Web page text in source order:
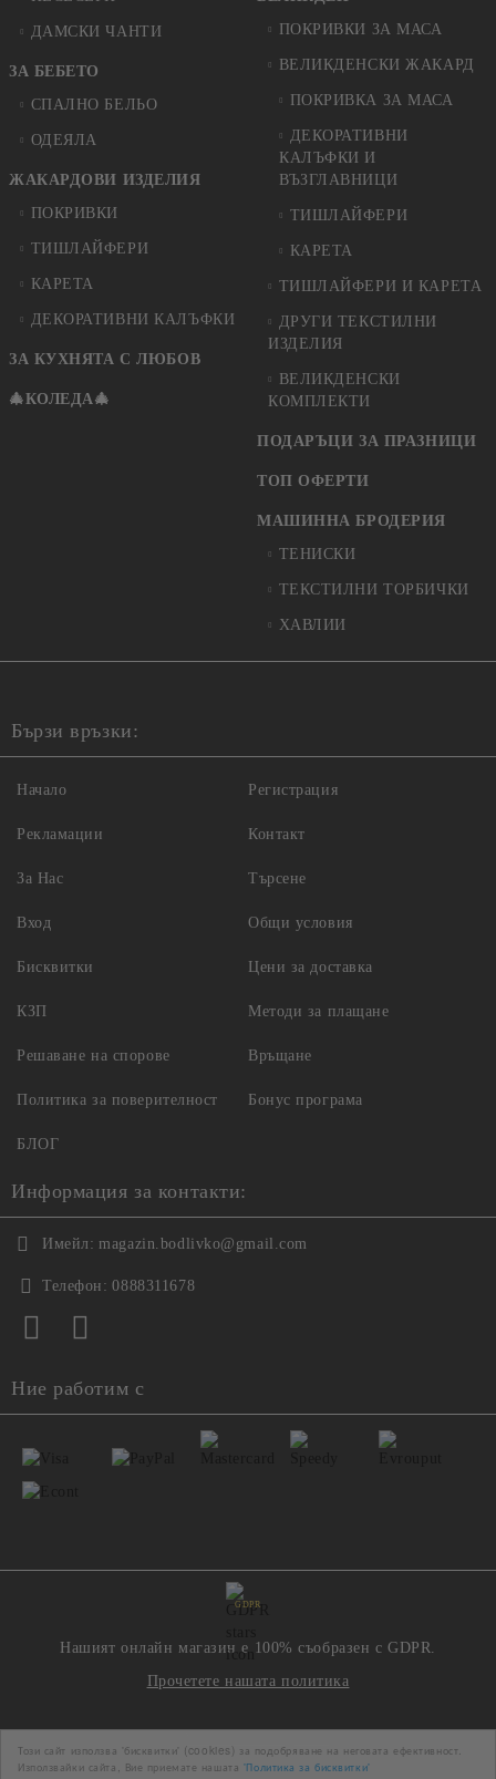
Този сайт използва 'бисквитки' (cookies) за подобряване на неговата ефективност.
Използвайки сайта, Вие приемате нашата 'Политика за бисквитки'
ДАМСКИ ЧАНТИ
ЗА БЕБЕТО
СПАЛНО БЕЛЬО
ОДЕЯЛА
ЖАКАРДОВИ ИЗДЕЛИЯ
ПОКРИВКИ
ТИШЛАЙФЕРИ
КАРЕТА
ДЕКОРАТИВНИ КАЛЪФКИ
ЗА КУХНЯТА С ЛЮБОВ
🎄КОЛЕДА🎄
ПОКРИВКИ ЗА МАСА
ВЕЛИКДЕНСКИ ЖАКАРД
ПОКРИВКА ЗА МАСА
ДЕКОРАТИВНИ
КАЛЪФКИ И
ВЪЗГЛАВНИЦИ
ТИШЛАЙФЕРИ
КАРЕТА
ТИШЛАЙФЕРИ И КАРЕТА
ДРУГИ ТЕКСТИЛНИ
ИЗДЕЛИЯ
ВЕЛИКДЕНСКИ
КОМПЛЕКТИ
ПОДАРЪЦИ ЗА ПРАЗНИЦИ
ТОП ОФЕРТИ
МАШИННА БРОДЕРИЯ
ТЕНИСКИ
ТЕКСТИЛНИ ТОРБИЧКИ
ХАВЛИИ
Бързи връзки:
Начало
Рекламации
За Нас
Вход
Регистрация
Контакт
Търсене
Общи условия
Бисквитки
КЗП
Решаване на спорове
Политика за поверителност
Цени за доставка
Методи за плащане
Връщане
Бонус програма
БЛОГ
Информация за контакти:
Имейл: magazin.bodlivko@gmail.com
Телефон: 0888311678
Ние работим с
GDPR
Нашият онлайн магазин е 100% съобразен с GDPR.
Прочетете нашата политика